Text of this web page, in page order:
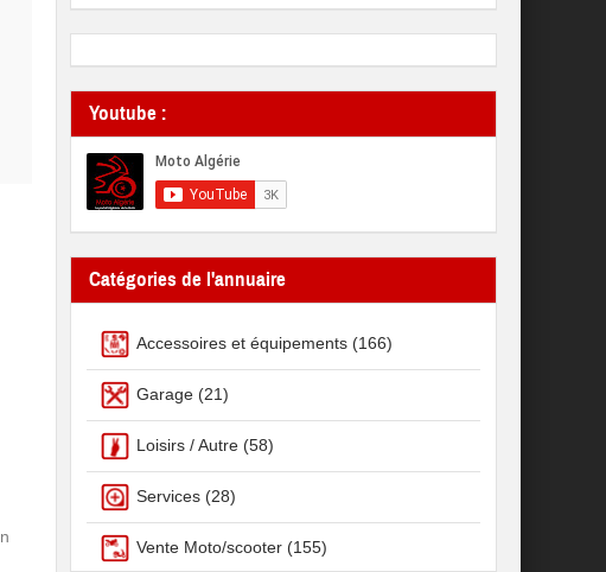
Youtube :
Catégories de l'annuaire
Accessoires et équipements (166)
Garage (21)
Loisirs / Autre (58)
Services (28)
Vente Moto/scooter (155)